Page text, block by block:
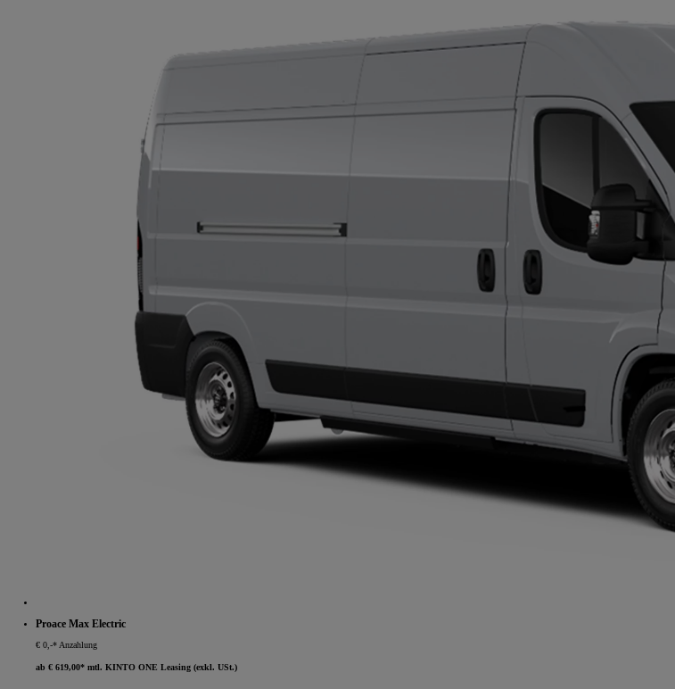
Proace Max Electric
€ 0,-* Anzahlung
ab € 619,00* mtl. KINTO ONE Leasing (exkl. USt.)